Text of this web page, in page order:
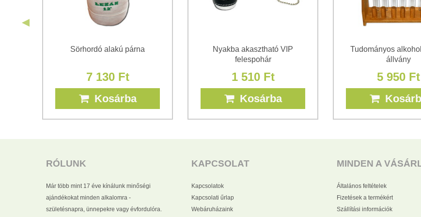
Sörhordó alakú párna
7 130 Ft
Kosárba
Nyakba akasztható VIP
felespohár
1 510 Ft
Kosárba
Tudományos
állvány
5 950 Ft
RÓLUNK
Már több mint 17 éve kínálunk minőségi
ajándékokat minden alkalomra -
születésnapra, ünnepekre vagy évfordulóra.
KAPCSOLAT
Kapcsolatok
Kapcsolati űrlap
Webáruházaink
MINDEN A
Általános feltételek
Fizetések a termékért
Szállítási információk